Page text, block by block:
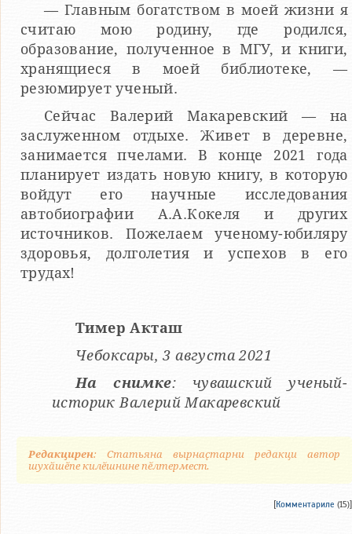
— Главным богатством в моей жизни я
считаю мою родину, где родился,
образование, полученное в МГУ, и книги,
хранящиеся в моей библиотеке, —
резюмирует ученый.
Сейчас Валерий Макаревский — на
заслуженном отдыхе. Живет в деревне,
занимается пчелами. В конце 2021 года
планирует издать новую книгу, в которую
войдут его научные исследования
автобиографии А.А.Кокеля и других
источников. Пожелаем ученому-юбиляру
здоровья, долголетия и успехов в его
трудах!
Тимер Акташ
Чебоксары, 3 августа 2021
На снимке: чувашский ученый-
историк Валерий Макаревский
Редакцирен: Статьяна вырнаҫтарни редакци автор
шухӑшӗпе килӗшнине пӗлтермест.
[Комментариле (15)]